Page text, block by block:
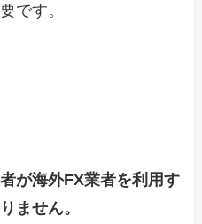
です。
が海外FX業者を利用す
ません。